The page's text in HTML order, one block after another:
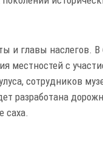
и главы наслегов.
местностей с
сотрудников
разработана
саха.